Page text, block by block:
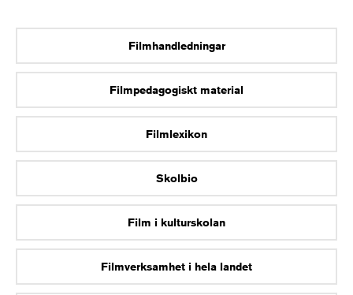
Filmhandledningar
Filmpedagogiskt material
Filmlexikon
Skolbio
Film i kulturskolan
Filmverksamhet i hela landet